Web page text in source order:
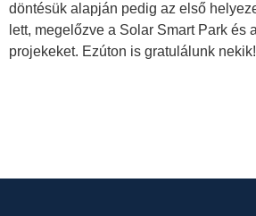
döntésük alapján pedig az első
lett, megelőzve a Solar Smart Park és
projekeket. Ezúton is gratulálunk nekik!